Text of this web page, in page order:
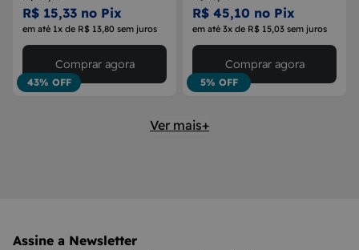
R$ 15,33 no Pix
em até 1x de R$ 13,80 sem juros
43% OFF
Comprar agora
R$ 45,10 no Pix
em até 3x de R$ 15,03 sem juros
5% OFF
Comprar agora
Ver mais+
Assine a Newsletter